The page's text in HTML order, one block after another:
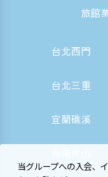
旅館
台北西門
台北三重
宜蘭礁溪
当グループへの入会、